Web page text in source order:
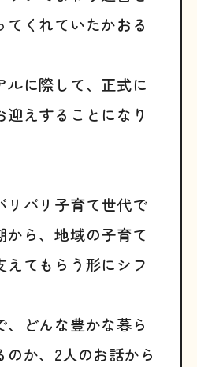
くれていたかおる
ルに際して、正式に
えすることになり
リバリ子育て世代で
から、地域の子育て
えてもらう形にシフ
どんな豊かな暮ら
のか、2人のお話から